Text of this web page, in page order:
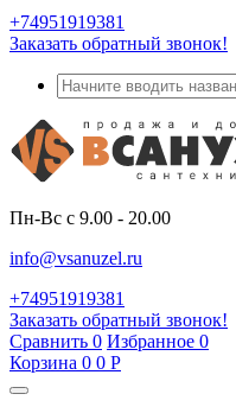
+74951919381
Заказать обратный звонок!
Пн-Вс с 9.00 - 20.00
info@vsanuzel.ru
+74951919381
Заказать обратный звонок!
Сравнить 0 Избранное 0
Корзина 0 0 Р